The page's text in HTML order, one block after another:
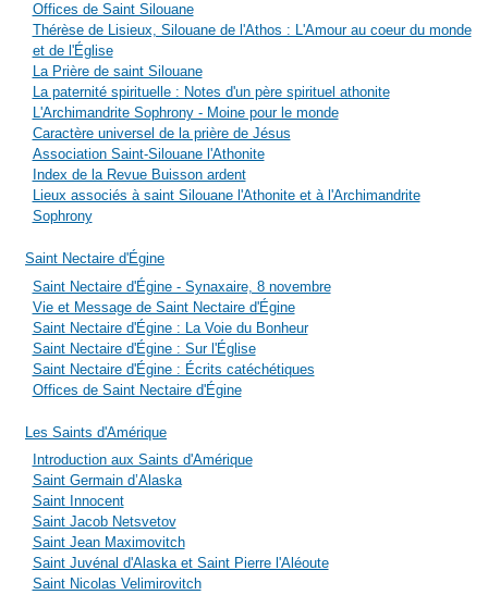
Offices de Saint Silouane
Thérèse de Lisieux, Silouane de l'Athos : L'Amour au coeur du monde
et de l'Église
La Prière de saint Silouane
La paternité spirituelle : Notes d'un père spirituel athonite
L'Archimandrite Sophrony - Moine pour le monde
Caractère universel de la prière de Jésus
Association Saint-Silouane l'Athonite
Index de la Revue Buisson ardent
Lieux associés à saint Silouane l'Athonite et à l'Archimandrite
Sophrony
Saint Nectaire d'Égine
Saint Nectaire d'Égine - Synaxaire, 8 novembre
Vie et Message de Saint Nectaire d'Égine
Saint Nectaire d'Égine : La Voie du Bonheur
Saint Nectaire d'Égine : Sur l'Église
Saint Nectaire d'Égine : Écrits catéchétiques
Offices de Saint Nectaire d'Égine
Les Saints d'Amérique
Introduction aux Saints d'Amérique
Saint Germain d’Alaska
Saint Innocent
Saint Jacob Netsvetov
Saint Jean Maximovitch
Saint Juvénal d'Alaska et Saint Pierre l'Aléoute
Saint Nicolas Velimirovitch